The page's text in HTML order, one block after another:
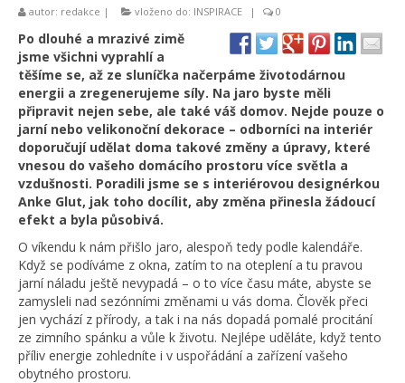
autor: redakce | vloženo do: INSPIRACE | 0
Po dlouhé a mrazivé zimě
jsme všichni vyprahlí a
těšíme se, až ze sluníčka načerpáme životodárnou
energii a zregenerujeme síly. Na jaro byste měli
připravit nejen sebe, ale také váš domov. Nejde pouze o
jarní nebo velikonoční dekorace – odborníci na interiér
doporučují udělat doma takové změny a úpravy, které
vnesou do vašeho domácího prostoru více světla a
vzdušnosti. Poradili jsme se s interiérovou designérkou
Anke Glut, jak toho docílit, aby změna přinesla žádoucí
efekt a byla působivá.
O víkendu k nám přišlo jaro, alespoň tedy podle kalendáře.
Když se podíváme z okna, zatím to na oteplení a tu pravou
jarní náladu ještě nevypadá – o to více času máte, abyste se
zamysleli nad sezónními změnami u vás doma. Člověk přeci
jen vychází z přírody, a tak i na nás dopadá pomalé procitání
ze zimního spánku a vůle k životu. Nejlépe uděláte, když tento
příliv energie zohledníte i v uspořádání a zařízení vašeho
obytného prostoru.